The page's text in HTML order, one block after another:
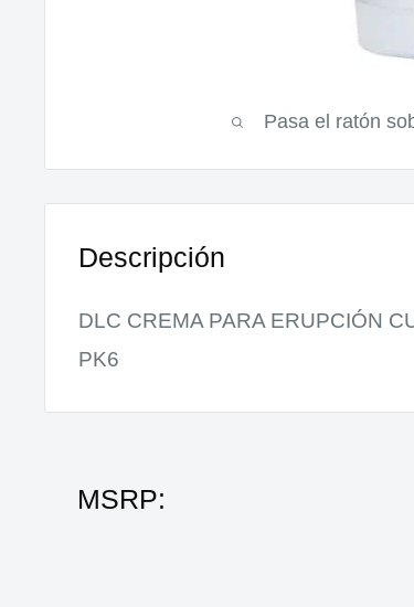
Pasa el ratón
Descripción
DLC CREMA PARA ERUPCIÓN
PK6
MSRP: